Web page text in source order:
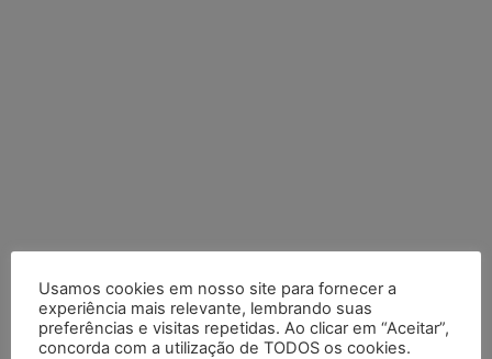
Usamos cookies em nosso site para fornecer a
experiência mais relevante, lembrando suas
preferências e visitas repetidas. Ao clicar em “Aceitar”,
concorda com a utilização de TODOS os cookies.